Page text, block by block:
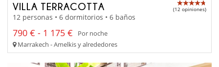
VILLA TERRACOTTA (12 opiniones)
12 personas • 6 dormitorios • 6 baños
790 € - 1 175 €
Por noche
Marrakech - Amelkis y alrededores